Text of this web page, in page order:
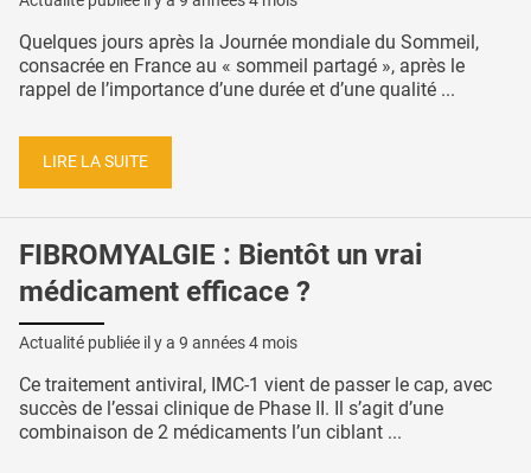
Quelques jours après la Journée mondiale du Sommeil,
consacrée en France au « sommeil partagé », après le
rappel de l’importance d’une durée et d’une qualité ...
LIRE LA SUITE
FIBROMYALGIE : Bientôt un vrai
médicament efficace ?
Actualité publiée il y a 9 années 4 mois
Ce traitement antiviral, IMC-1 vient de passer le cap, avec
succès de l’essai clinique de Phase II. Il s’agit d’une
combinaison de 2 médicaments l’un ciblant ...